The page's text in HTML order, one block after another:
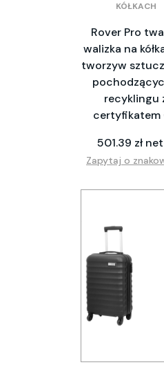
KÓŁKACH
Rover Pro
walizka na
tworzyw
recyklingu
certyfikatem
501.39 zł
Zapytaj o